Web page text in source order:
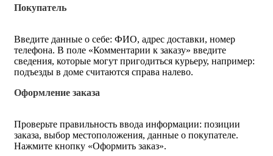
Покупатель
Введите данные о себе: ФИО, адрес доставки, номер
телефона. В поле «Комментарии к заказу» введите
сведения, которые могут пригодиться курьеру, например:
подъезды в доме считаются справа налево.
Оформление заказа
Проверьте правильность ввода информации: позиции
заказа, выбор местоположения, данные о покупателе.
Нажмите кнопку «Оформить заказ».